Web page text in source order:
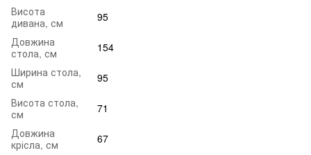
Висота
дивана, см
95
Довжина
стола, см
154
Ширина стола,
см
95
Висота стола,
см
71
Довжина
крісла, см
67